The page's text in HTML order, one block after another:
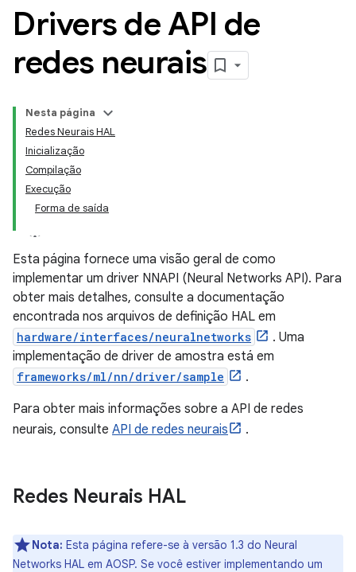
Drivers de API de
redes neurais
Nesta página
Redes Neurais HAL
Inicialização
Compilação
Execução
Forma de saída
Esta página fornece uma visão geral de como
implementar um driver NNAPI (Neural Networks API). Para
obter mais detalhes, consulte a documentação
encontrada nos arquivos de definição HAL em
hardware/interfaces/neuralnetworks
. Uma
implementação de driver de amostra está em
frameworks/ml/nn/driver/sample
.
Para obter mais informações sobre a API de redes
neurais, consulte API de redes neurais .
Redes Neurais HAL
Nota: Esta página refere-se à versão 1.3 do Neural
Networks HAL em AOSP. Se você estiver implementando um